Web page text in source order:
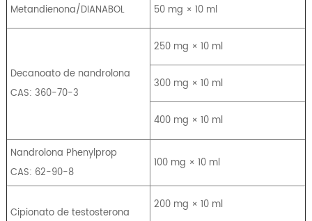
Metandienona/DIANABOL 50 mg × 10 ml
Decanoato de nandrolona
CAS: 360-70-3
250 mg × 10 ml
300 mg × 10 ml
400 mg × 10 ml
Nandrolona Phenylprop
CAS: 62-90-8
100 mg × 10 ml
Cipionato de testosterona
200 mg × 10 ml